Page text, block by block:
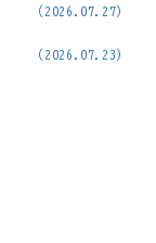
(2026.07.27)
(2026.07.23)